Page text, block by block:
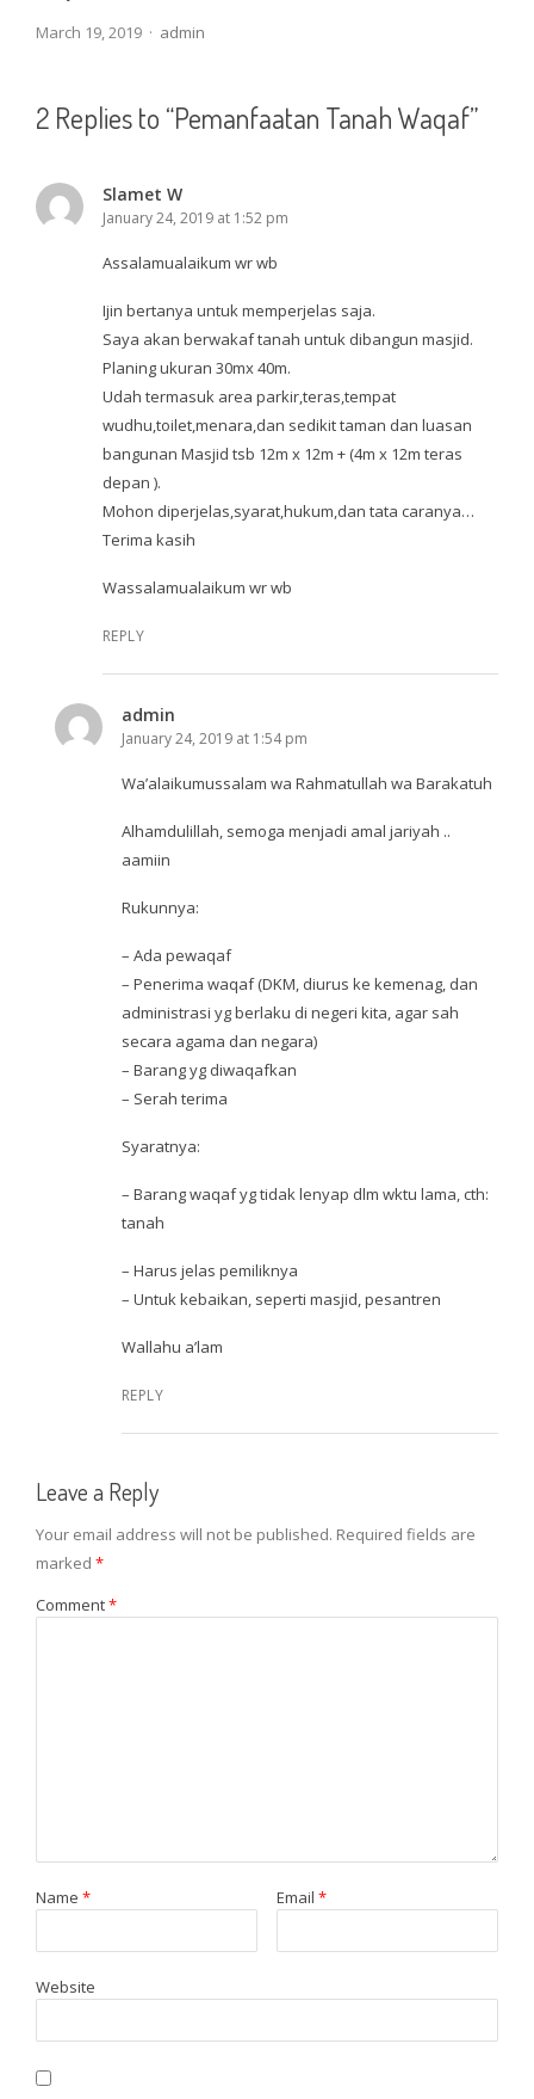
March 19, 2019
Author
admin
2 Replies to “Pemanfaatan Tanah Waqaf”
Slamet W
January 24, 2019 at 1:52 pm
Assalamualaikum wr wb
Ijin bertanya untuk memperjelas saja.
Saya akan berwakaf tanah untuk dibangun masjid.
Planing ukuran 30mx 40m.
Udah termasuk area parkir,teras,tempat
wudhu,toilet,menara,dan sedikit taman dan luasan
bangunan Masjid tsb 12m x 12m + (4m x 12m teras
depan ).
Mohon diperjelas,syarat,hukum,dan tata caranya…
Terima kasih
Wassalamualaikum wr wb
REPLY
admin
January 24, 2019 at 1:54 pm
Wa’alaikumussalam wa Rahmatullah wa Barakatuh
Alhamdulillah, semoga menjadi amal jariyah ..
aamiin
Rukunnya:
– Ada pewaqaf
– Penerima waqaf (DKM, diurus ke kemenag, dan
administrasi yg berlaku di negeri kita, agar sah
secara agama dan negara)
– Barang yg diwaqafkan
– Serah terima
Syaratnya:
– Barang waqaf yg tidak lenyap dlm wktu lama, cth:
tanah
– Harus jelas pemiliknya
– Untuk kebaikan, seperti masjid, pesantren
Wallahu a’lam
REPLY
Leave a Reply
Your email address will not be published. Required fields are
marked *
Comment*
Name * Email *
Website